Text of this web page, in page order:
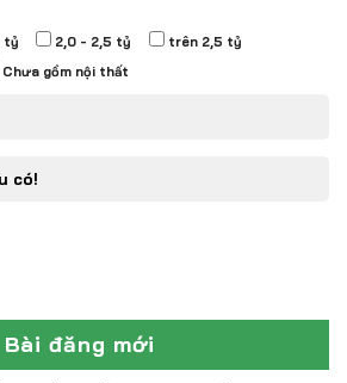
tỷ 2,0 - 2,5 tỷ
trên 2,5 tỷ
Chưa gồm nội thất
Bài đăng mới